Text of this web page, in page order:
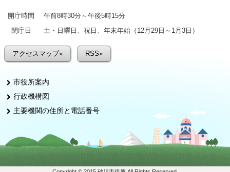
開庁時間
午前8時30分～午後5時15分
閉庁日
土・日曜日、祝日、年末年始（12月29日～1月3日）
アクセスマップ» RSS»
市役所案内
行政機構図
主要機関の住所と電話番号